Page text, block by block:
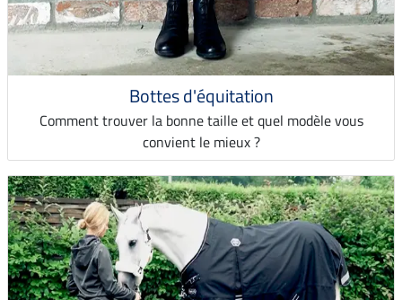
Bottes d'équitation
Comment trouver la bonne taille et quel modèle vous
convient le mieux ?